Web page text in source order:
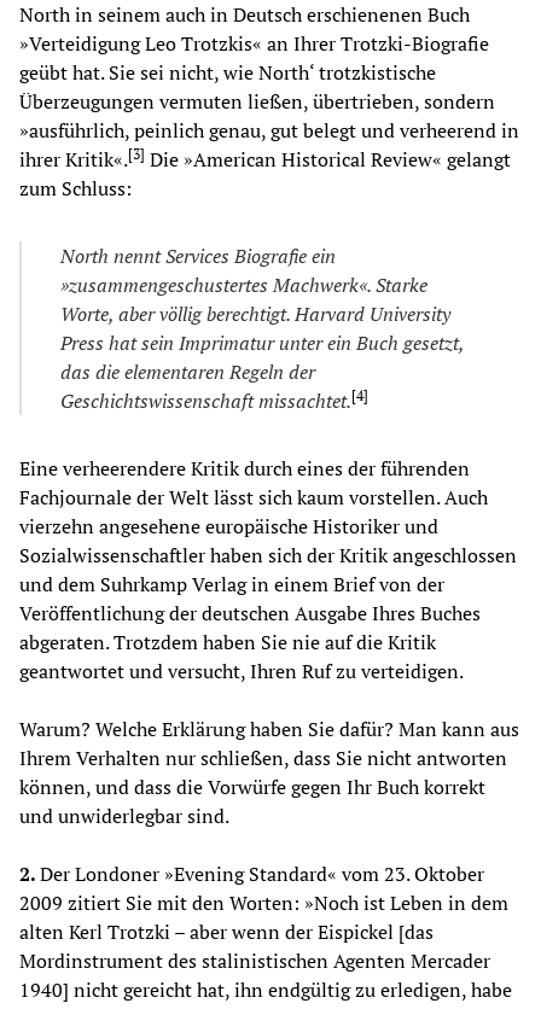
North in seinem auch in Deutsch erschienenen Buch
»Verteidigung Leo Trotzkis« an Ihrer Trotzki-Biografie
geübt hat. Sie sei nicht, wie North‘ trotzkistische
Überzeugungen vermuten ließen, übertrieben, sondern
»ausführlich, peinlich genau, gut belegt und verheerend in
ihrer Kritik«.[3] Die »American Historical Review« gelangt
zum Schluss:
North nennt Services Biografieein
»zusammengeschustertes Machwerk«. Starke
Worte, aber völligberechtigt. Harvard University
Press hat sein Imprimatur unter ein Buch gesetzt,
das dieelementaren Regeln der
Geschichtswissenschaft missachtet.[4]
Eine verheerendere Kritik durch eines der führenden
Fachjournale der Welt lässt sich kaum vorstellen. Auch
vierzehn angesehene europäische Historiker und
Sozialwissenschaftler haben sich der Kritik angeschlossen
und dem Suhrkamp Verlag in einem Brief von der
Veröffentlichung der deutschen Ausgabe Ihres Buches
abgeraten. Trotzdem haben Sie nie auf die Kritik
geantwortet und versucht, Ihren Ruf zu verteidigen.
Warum? Welche Erklärung haben Sie dafür? Man kann aus
Ihrem Verhalten nur schließen, dass Sie nicht antworten
können, und dass die Vorwürfe gegen Ihr Buch korrekt
und unwiderlegbar sind.
2.Der Londoner »Evening Standard« vom 23. Oktober
2009 zitiert Sie mit den Worten: »Noch ist Leben in dem
alten Kerl Trotzki – aber wenn der Eispickel [das
Mordinstrument des stalinistischen Agenten Mercader
1940] nicht gereicht hat, ihn endgültig zu erledigen, habe